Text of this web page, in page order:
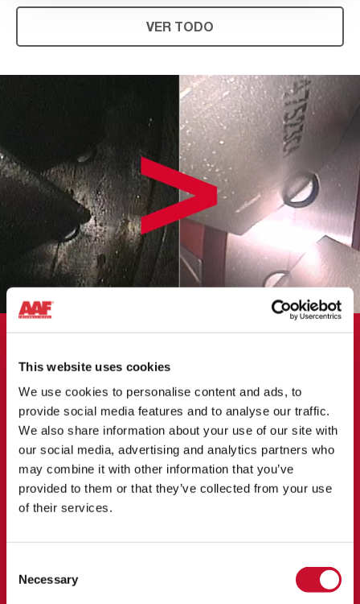
This website uses cookies
We use cookies to personalise content and ads, to
provide social media features and to analyse our traffic.
We also share information about your use of our site with
our social media, advertising and analytics partners who
may combine it with other information that you’ve
provided to them or that they’ve collected from your use
of their services.
Selection
Necessary
VER TODO
N-hance de AAF recibe el sello de
aprobación
En la plataforma Clair de BP, en el Mar del Norte, el equipo
tuvo que enfrentarse a la situación de emergencia de un fallo
catastrófico de una turbina de gas a un tercio de su vida útil.
En última instancia, se debió a la cantidad de sal y humedad
acumulada. AAF trabajó con BP para instalar N-hance
anteriores de rendimiento de las turbinas de gas en alta mar.